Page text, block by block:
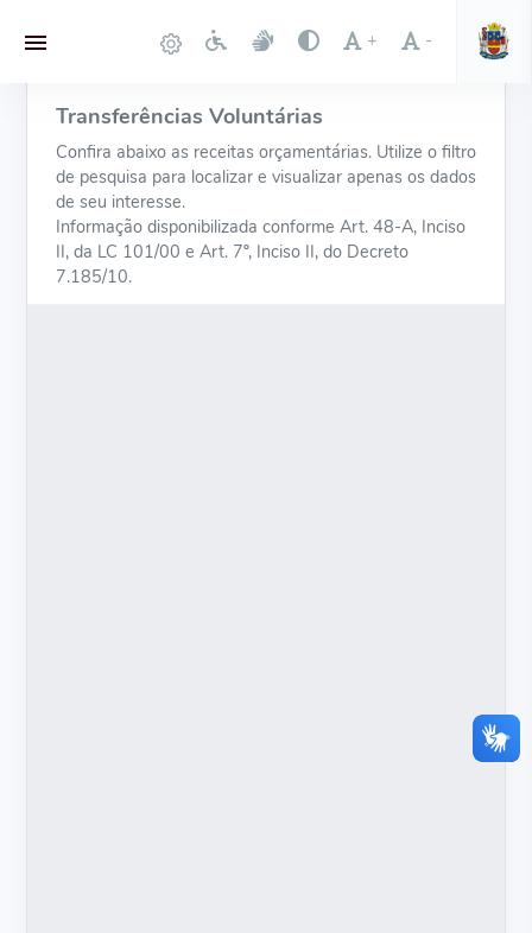
+ -
Transferências Voluntárias
Confira abaixo as receitas orçamentárias. Utilize o filtro
de pesquisa para localizar e visualizar apenas os dados
de seu interesse.
Informação disponibilizada conforme Art. 48-A, Inciso
II, da LC 101/00 e Art. 7º, Inciso II, do Decreto
7.185/10.